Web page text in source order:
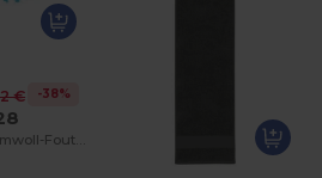
€ -38%